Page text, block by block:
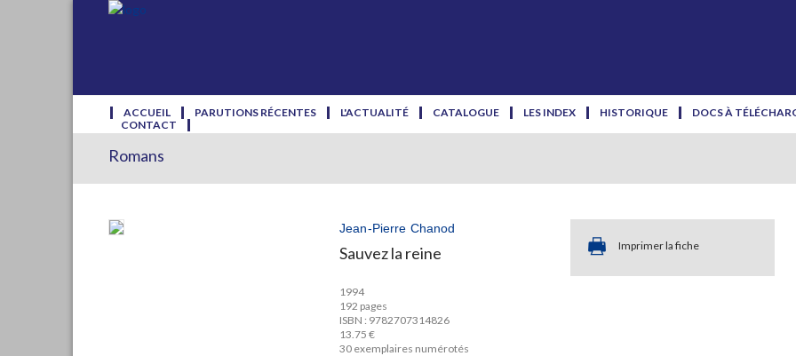
ACCUEIL PARUTIONS RÉCENTES L'ACTUALITÉ CATALOGUE LES INDEX HISTORIQUE
DOCS À
CONTACT
Romans
Jean-Pierre Chanod
Sauvez la reine
1994
192 pages
ISBN : 9782707314826
13.75 €
30 exemplaires numérotés
Imprimer la fiche